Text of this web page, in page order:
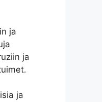
ja
ja
ja